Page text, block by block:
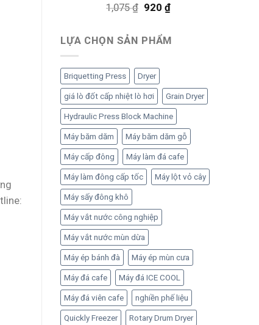
:
Được xếp
hạng
5.00
1,075₫ Giá
là:
1,075 ₫.
920₫Giá
tại
là:
LỰA CHỌN SẢN PHẨM
Briquetting Press Dryer
giá lò đốt cấp nhiệt lò hơi Grain Dryer
Hydraulic Press Block Machine
Máy băm dăm Máy băm dăm gỗ
Máy cấp đông Máy làm đá cafe
Máy làm đông cấp tốc Máy lột vỏ cây
Máy sấy đông khô
Máy vắt nước công nghiệp
Máy vắt nước mùn dừa
Máy ép bánh đà Máy ép mùn cưa
Máy đá cafe Máy đá ICE COOL
Máy đá viên cafe nghiền phế liệu
Quickly Freezer Rotary Drum Dryer